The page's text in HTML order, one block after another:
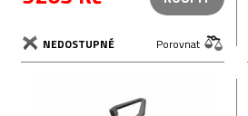
NEDOSTUPNÉ Porovnat